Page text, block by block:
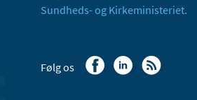
Sundheds- og Kirkeministeriet.
Følg os